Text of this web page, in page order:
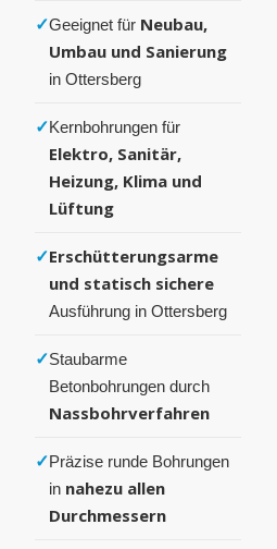
✓Geeignet für Neubau,
Umbau und Sanierung
in Ottersberg
✓Kernbohrungen für
Elektro, Sanitär,
Heizung, Klima und
Lüftung
✓Erschütterungsarme
und statisch sichere
Ausführung in Ottersberg
✓Staubarme
Betonbohrungen durch
Nassbohrverfahren
✓Präzise runde Bohrungen
in nahezu allen
Durchmessern